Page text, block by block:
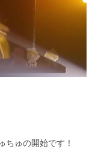
ちゅの開始です！